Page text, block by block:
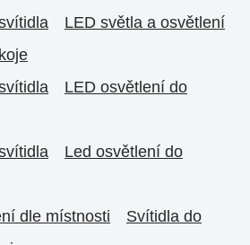
LED světla a osvětlení
LED osvětlení do
Led osvětlení do
dle místnosti
Svítidla do